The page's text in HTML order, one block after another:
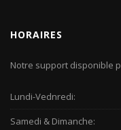
HORAIRES
Notre support disponible
Lundi-Vednredi:
Samedi & Dimanche: